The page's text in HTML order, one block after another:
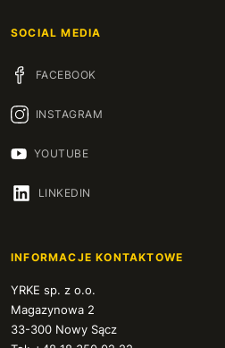
SOCIAL MEDIA
FACEBOOK
INSTAGRAM
YOUTUBE
LINKEDIN
INFORMACJE KONTAKTOWE
YRKE sp. z o.o.
Magazynowa 2
33-300 Nowy Sącz